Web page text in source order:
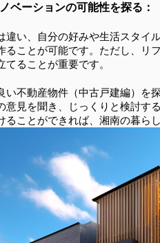
ベーションの可能性を探る：
違い、自分の好みや生活スタイ
ることが可能です。ただし、リ
てることが重要です。
い不動産物件（中古戸建編）を
意見を聞き、じっくりと検討す
ることができれば、湘南の暮ら